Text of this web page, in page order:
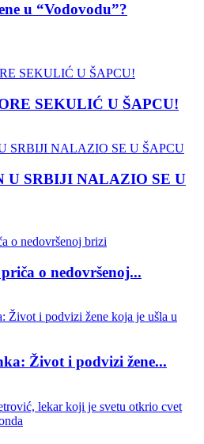
u “Vodovodu”?
SEKULIĆ U ŠAPCU!
U SRBIJI NALAZIO SE U
o nedovršenoj...
Život i podvizi žene...